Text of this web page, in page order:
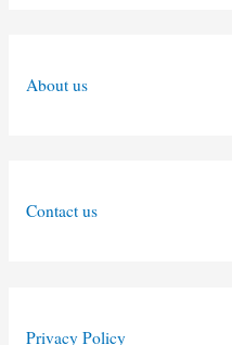
About us
Contact us
Privacy Policy